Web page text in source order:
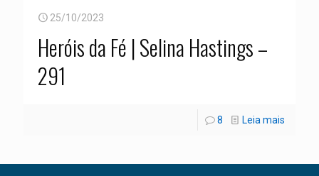
25/10/2023
Heróis da Fé | Selina Hastings –
291
8 Leia mais